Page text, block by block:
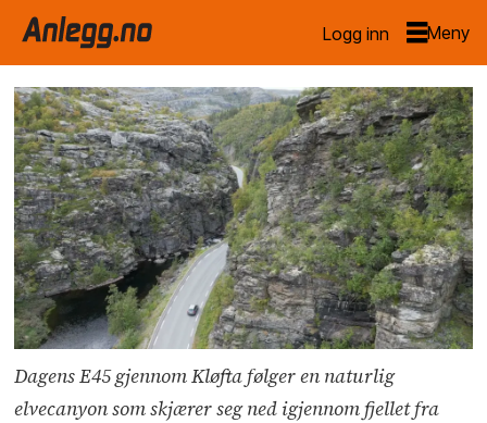
Logg inn
Dagens E45 gjennom Kløfta følger en naturlig
elvecanyon som skjærer seg ned igjennom fjellet fra